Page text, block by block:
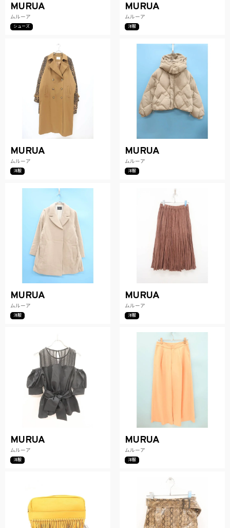
MURUA
ムルーア
シューズ
MURUA
ムルーア
洋服
MURUA
ムルーア
洋服
MURUA
ムルーア
洋服
MURUA
ムルーア
洋服
MURUA
ムルーア
洋服
MURUA
ムルーア
洋服
MURUA
ムルーア
洋服